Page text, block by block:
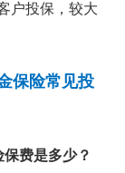
户投保，较大
保险常见投
费是多少？